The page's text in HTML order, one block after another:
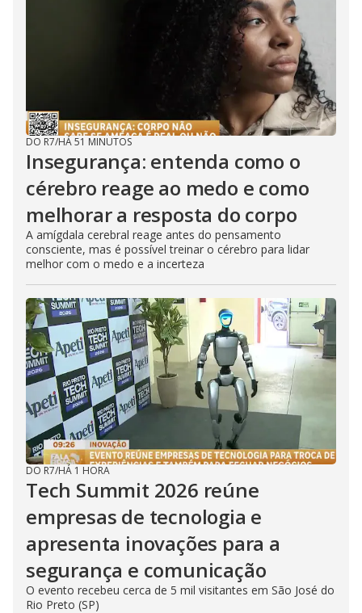
DO R7/HÁ 51 MINUTOS
Insegurança: entenda como o
cérebro reage ao medo e como
melhorar a resposta do corpo
A amígdala cerebral reage antes do pensamento
consciente, mas é possível treinar o cérebro para lidar
melhor com o medo e a incerteza
DO R7/HÁ 1 HORA
Tech Summit 2026 reúne
empresas de tecnologia e
apresenta inovações para a
segurança e comunicação
O evento recebeu cerca de 5 mil visitantes em São José do
Rio Preto (SP)